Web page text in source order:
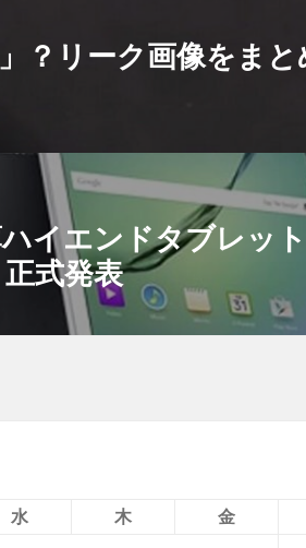
？リーク画像をま
イエンドタブレッ
式発表
水 木 金